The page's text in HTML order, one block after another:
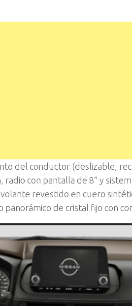
del conductor (deslizable,
con pantalla de 8” y
revestido en cuero
de cristal fijo con